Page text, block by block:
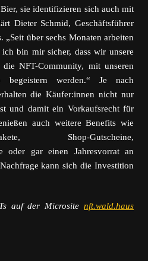
sie identifizieren sich auch mit
Dieter Schmid, Geschäftsführer
„Seit über sechs Monaten arbeiten
bin mir sicher, dass wir unsere
NFT-Community, mit unseren
begeistern werden.“ Je nach
die Käufer:innen nicht nur
und damit ein Vorkaufsrecht für
auch weitere Benefits wie
Shop-Gutscheine,
oder gar einen Jahresvorrat an
kann sich die Investition
auf der Microsite nft.wald.haus